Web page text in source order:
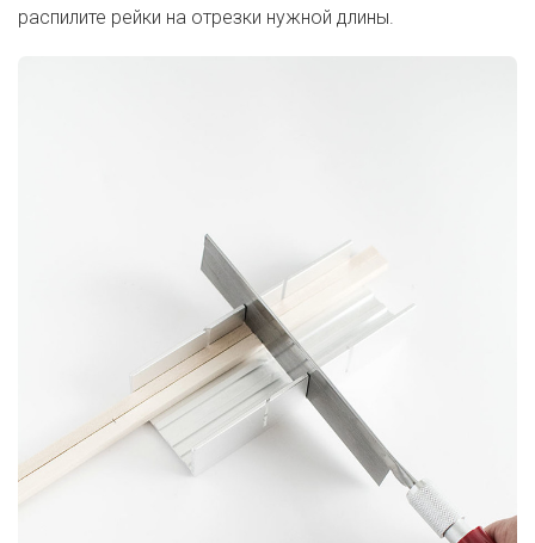
распилите рейки на отрезки нужной длины.